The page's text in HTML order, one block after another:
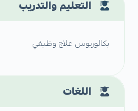
التعليم والتدريب
بكالوريوس علاج وظيفي
اللغات